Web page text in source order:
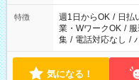
特徴 週1日からOK / 日払
業・WワークOK /
集 / 電話対応なし /
気になる！